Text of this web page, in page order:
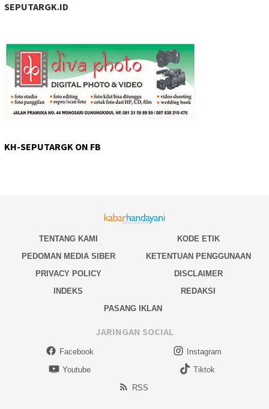
SEPUTARGK.ID
KH-SEPUTARGK ON FB
TENTANG KAMI
KODE ETIK
PEDOMAN MEDIA SIBER
KETENTUAN PENGGUNAAN
PRIVACY POLICY
DISCLAIMER
INDEKS
REDAKSI
PASANG IKLAN
JARINGAN SOCIAL
Facebook
Instagram
Youtube
Tiktok
RSS